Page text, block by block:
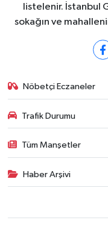
listelenir. İstanbul
sokağın ve
Nöbetçi Eczaneler
Trafik Durumu
Tüm Manşetler
Haber Arşivi